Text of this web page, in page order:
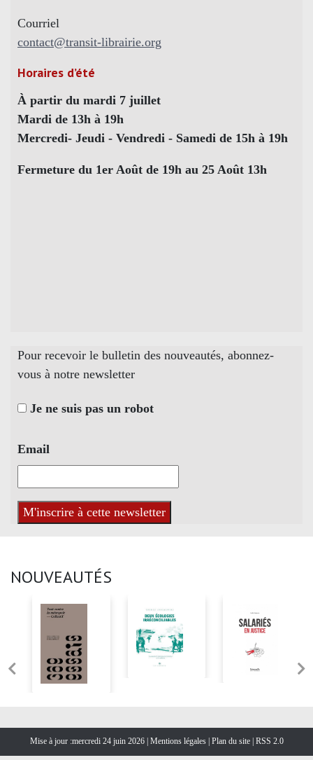
Courriel
contact@transit-librairie.org
Horaires d’été
À partir du mardi 7 juillet
Mardi de 13h à 19h
Mercredi- Jeudi - Vendredi - Samedi de 15h à 19h
Fermeture du 1er Août de 19h au 25 Août 13h
Pour recevoir le bulletin des nouveautés, abonnez-
vous à notre newsletter
Je ne suis pas un robot
Email
NOUVEAUTÉS
Mise à jour :mercredi 24 juin 2026 | Mentions légales | Plan du site |RSS 2.0